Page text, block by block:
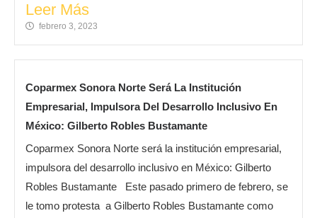
Leer Más
febrero 3, 2023
Coparmex Sonora Norte Será La Institución
Empresarial, Impulsora Del Desarrollo Inclusivo En
México: Gilberto Robles Bustamante
Coparmex Sonora Norte será la institución empresarial,
impulsora del desarrollo inclusivo en México: Gilberto
Robles Bustamante Este pasado primero de febrero, se
le tomo protesta a Gilberto Robles Bustamante como